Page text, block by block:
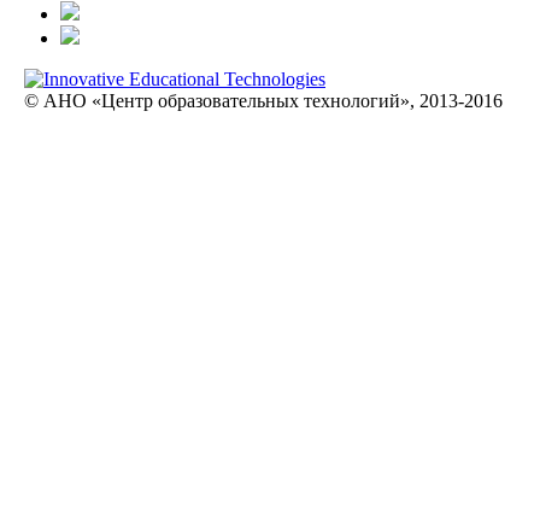
© АНО «Центр образовательных технологий», 2013-2016